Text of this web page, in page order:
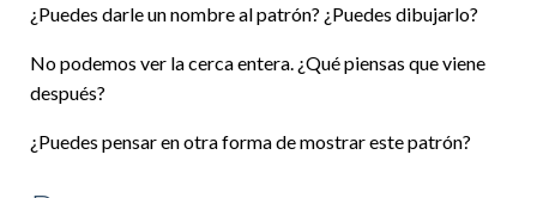
¿Puedes darle un nombre al patrón? ¿Puedes dibujarlo?
No podemos ver la cerca entera. ¿Qué piensas que viene
después?
¿Puedes pensar en otra forma de mostrar este patrón?